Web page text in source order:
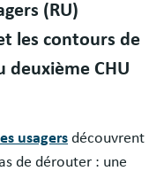
(RU)
les contours de
deuxième CHU
usagers découvrent
de dérouter : une